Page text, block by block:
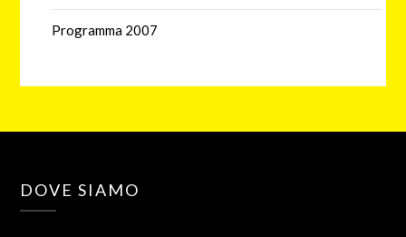
Programma 2007
DOVE SIAMO